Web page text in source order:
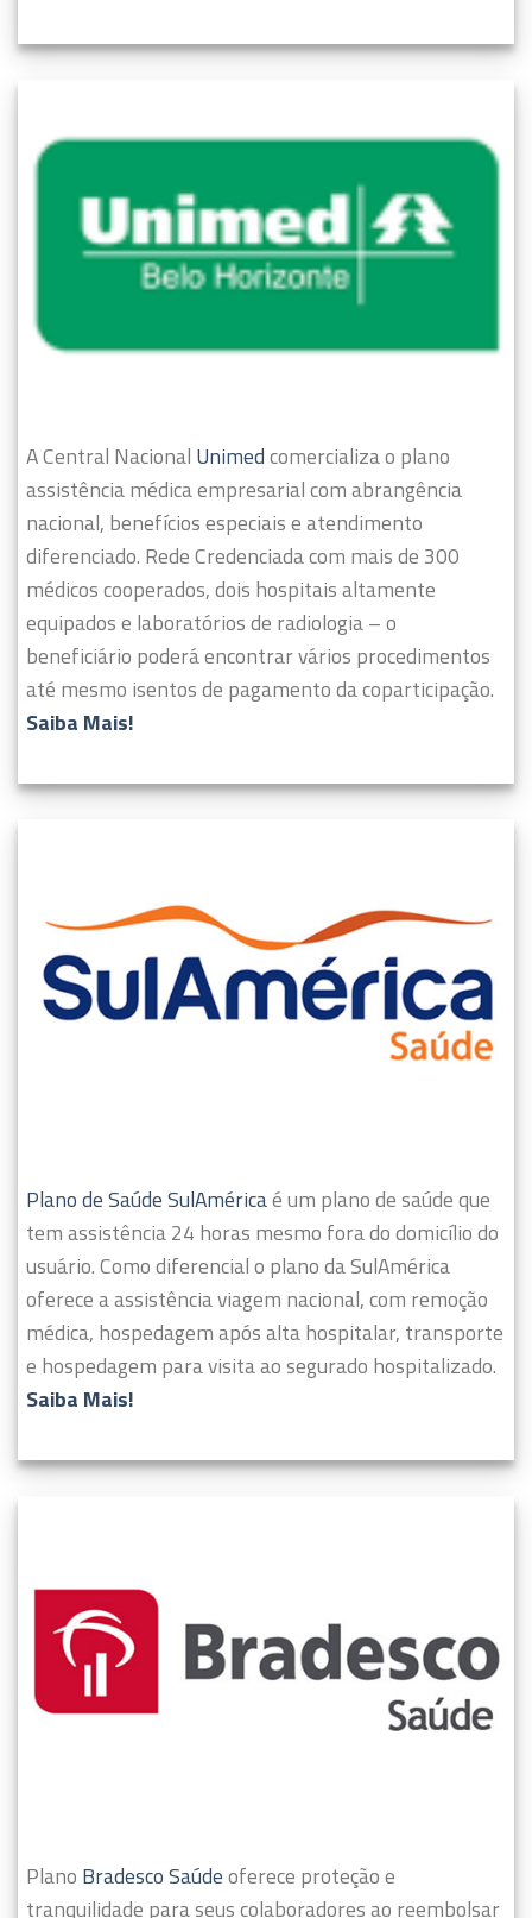
A Central Nacional Unimedcomercializa o plano
assistência médica empresarial com abrangência
nacional, benefícios especiais e atendimento
diferenciado. Rede Credenciada com mais de 300
médicos cooperados, dois hospitais altamente
equipados e laboratórios de radiologia – o
beneficiário poderá encontrar vários procedimentos
até mesmo isentos de pagamento da coparticipação.
Saiba Mais!
Plano de Saúde SulAméricaé um plano de saúde que
tem assistência 24 horas mesmo fora do domicílio do
usuário.Como diferencial o plano da SulAmérica
oferece a assistência viagem nacional, com remoção
médica, hospedagem após alta hospitalar, transporte
e hospedagem para visita ao segurado hospitalizado.
Saiba Mais!
Plano Bradesco Saúdeoferece proteção e
tranquilidade para seus colaboradores ao reembolsar